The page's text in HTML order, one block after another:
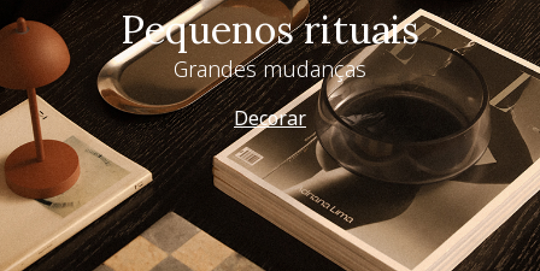
Pequenos rituais
Grandes mudanças
Decorar